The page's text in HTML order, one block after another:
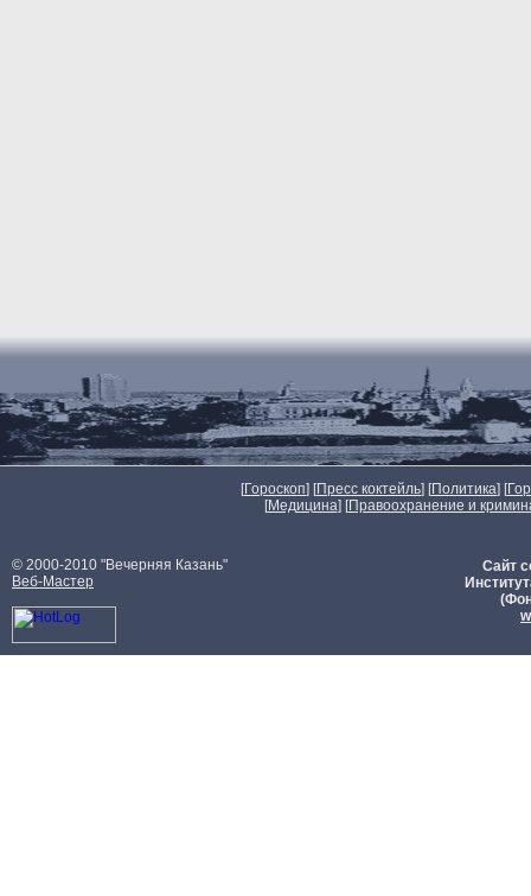
[Гороскоп] [Пресс коктейль] [Политика] [
[Медицина] [Правоохранение и
© 2000-2010 "Вечерняя Казань"
Веб-Мастер
Сайт